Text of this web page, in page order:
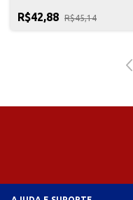
R$42,88 R$45,14